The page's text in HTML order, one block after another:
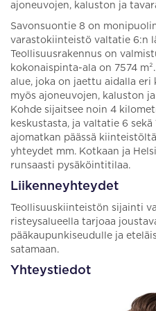
ajoneuvojen, kaluston ja
Savonsuontie 8 on
varastokiinteistö valtatie 6:n
Teollisuusrakennus on
kokonaispinta-ala on 7574
alue, joka on jaettu aidalla
myös ajoneuvojen, kaluston
Kohde sijaitsee noin 4
keskustasta, ja valtatie 6
ajomatkan päässä
yhteydet mm. Kotkaan ja
runsaasti pysäköintitilaa.
Liikenneyhteydet
Teollisuuskiinteistön sijainti
risteysalueella tarjoaa
pääkaupunkiseudulle ja
satamaan.
Yhteystiedot